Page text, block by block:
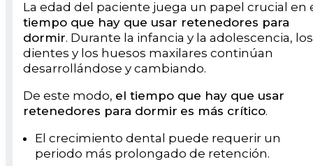
La edad del paciente juega un papel crucial en
tiempo que hay que usar retenedores para
dormir. Durante la infancia y la adolescencia, los
dientes y los huesos maxilares continúan
desarrollándose y cambiando.
De este modo, el tiempo que hay que usar
retenedores para dormir es más crítico.
El crecimiento dental puede requerir un
periodo más prolongado de retención.